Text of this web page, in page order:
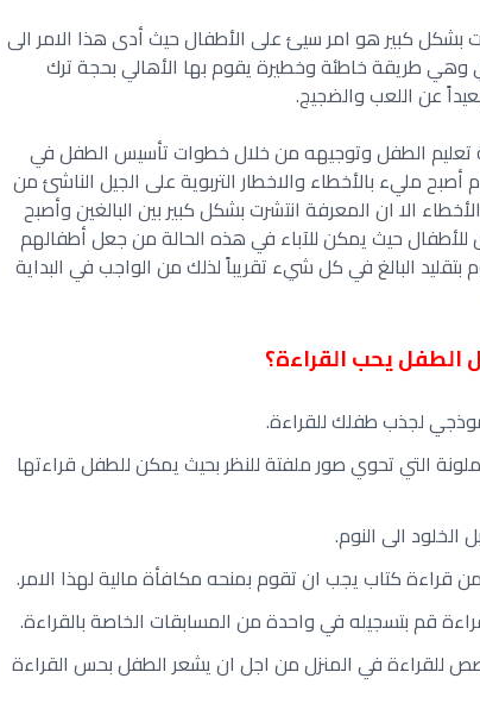
بشكل كبير هو امر سيئ على الأطفال حيث أدى هذا الامر الى
وهي طريقة خاطئة وخطيرة يقوم بها الأهالي بحجة ترك
عن اللعب والضجيج.
تعليم الطفل وتوجيهه من خلال خطوات تأسيس الطفل في
أصبح مليء بالأخطاء والاخطار التربوية على الجيل الناشئ من
الا ان المعرفة انتشرت بشكل كبير بين البالغين وأصبح
للأطفال حيث يمكن للآباء في هذه الحالة من جعل أطفالهم
البالغ في كل شيء تقريباً لذلك من الواجب في البداية
الطفل يحب القراءة؟
لجذب طفلك للقراءة.
التي تحوي صور ملفتة للنظر بحيث يمكن للطفل قراءتها
الى النوم.
قراءة كتاب يجب ان تقوم بمنحه مكافأة مالية لهذا الامر.
قم بتسجيله في واحدة من المسابقات الخاصة بالقراءة.
للقراءة في المنزل من اجل ان يشعر الطفل بحس القراءة